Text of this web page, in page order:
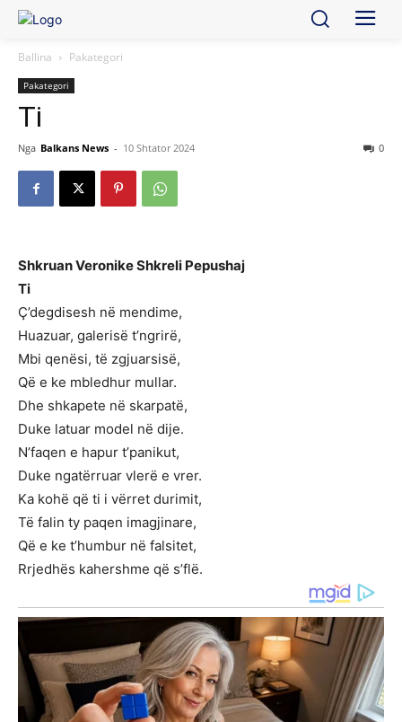
Ballina Pakategori
Pakategori
Ti
Nga Balkans News - 10 Shtator 2024 0
Shkruan Veronike Shkreli Pepushaj
Ti
Ç’degdisesh në mendime,
Huazuar, galerisë t’ngrirë,
Mbi qenësi, të zgjuarsisë,
Që e ke mbledhur mullar.
Dhe shkapete në skarpatë,
Duke latuar model në dije.
N’faqen e hapur t’panikut,
Duke ngatërruar vlerë e vrer.
Ka kohë që ti i vërret durimit,
Të falin ty paqen imagjinare,
Që e ke t’humbur në falsitet,
Rrjedhës kahershme që s’flë.